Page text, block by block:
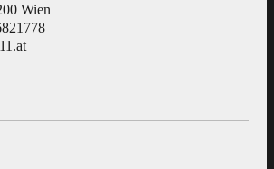
Wien